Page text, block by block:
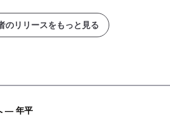
のリリースをもっと見る
― 年平